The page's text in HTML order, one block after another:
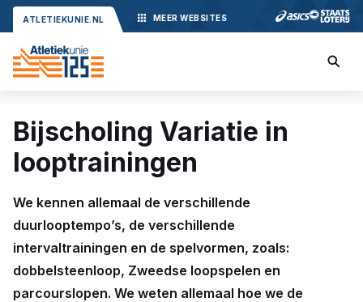
ATLETIEKUNIE.NL MEER WEBSITES
Bijscholing Variatie in
looptrainingen
We kennen allemaal de verschillende
duurlooptempo’s, de verschillende
intervaltrainingen en de spelvormen, zoals:
dobbelsteenloop, Zweedse loopspelen en
parcourslopen. We weten allemaal hoe we de